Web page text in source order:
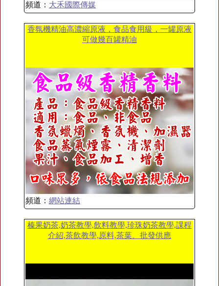
頻道： 大禾國際傳媒
香氛機精油高濃縮原液，食品食用級，一罐原液
可做幾百罐精油
頻道： 網站連結
榛果奶茶,奶茶教學,飲料教學,珍珠奶茶教學,課程
介紹,茶飲教學,原料,茶葉、批發供應